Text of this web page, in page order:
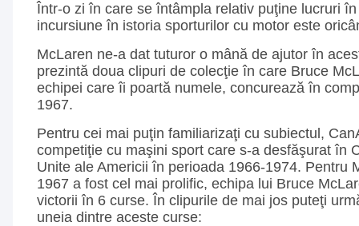
Într-o zi în care se întâmpla relativ puţine lucruri
incursiune în istoria sporturilor cu motor este
McLaren ne-a dat tuturor o mână de ajutor în
prezintă doua clipuri de colecţie în care Bruce
echipei care îi poartă numele, concurează în
1967.
Pentru cei mai puţin familiarizaţi cu subiectul,
competiţie cu maşini sport care s-a desfăşurat în
Unite ale Americii în perioada 1966-1974. Pentru
1967 a fost cel mai prolific, echipa lui Bruce
victorii în 6 curse. În clipurile de mai jos puteţi
uneia dintre aceste curse: